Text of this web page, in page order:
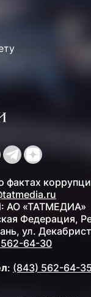
фактах
АО «ТАТМЕДИА»
Федерация,
ул.
64-30
: (843) 562-64-35